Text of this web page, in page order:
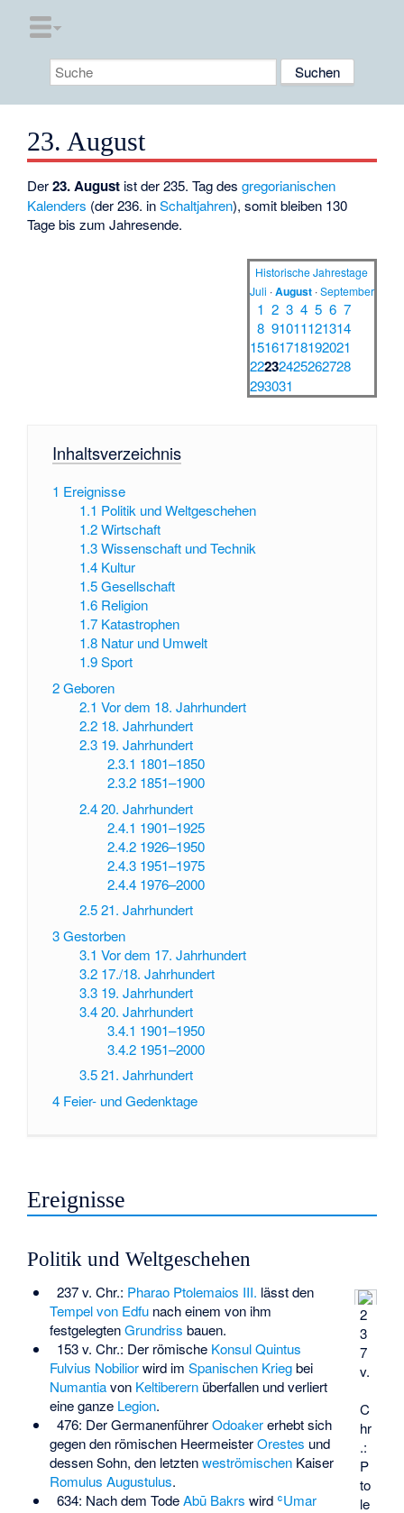
23. August
Der23. August ist der 235. Tag desgregorianischen
Kalenders (der 236. inSchaltjahren), somit bleiben 130
Tage bis zum Jahresende.
Historische Jahrestage
Juli ·August·September
1 2 3 4 5 6 7
8 91011121314
15161718192021
22232425262728
293031
Inhaltsverzeichnis
1 Ereignisse
1.1 Politik und Weltgeschehen
1.2 Wirtschaft
1.3 Wissenschaft und Technik
1.4 Kultur
1.5 Gesellschaft
1.6 Religion
1.7 Katastrophen
1.8 Natur und Umwelt
1.9 Sport
2Geboren
2.1 Vor dem 18. Jahrhundert
2.2 18. Jahrhundert
2.3 19. Jahrhundert
2.3.1 1801–1850
2.3.2 1851–1900
2.4 20. Jahrhundert
2.4.1 1901–1925
2.4.2 1926–1950
2.4.3 1951–1975
2.4.4 1976–2000
2.5 21. Jahrhundert
3Gestorben
3.1 Vor dem 17. Jahrhundert
3.2 17./18. Jahrhundert
3.3 19. Jahrhundert
3.4 20. Jahrhundert
3.4.1 1901–1950
3.4.2 1951–2000
3.5 21. Jahrhundert
4 Feier- und Gedenktage
Ereignisse
Politik und Weltgeschehen
2
3
7
v.
C
hr
.:
P
to
le
237 v. Chr.: Pharao Ptolemaios III. lässt den
Tempel von Edfunach einem von ihm
festgelegtenGrundriss bauen.
153 v. Chr.: Der römische Konsul Quintus
Fulvius Nobiliorwird im Spanischen Kriegbei
Numantiavon Keltiberernüberfallen und verliert
eine ganze Legion.
476: Der GermanenführerOdoakererhebt sich
gegen den römischen HeermeisterOrestes und
dessen Sohn, den letztenweströmischenKaiser
Romulus Augustulus.
634: Nach dem TodeAbū Bakrs wird ʿUmar